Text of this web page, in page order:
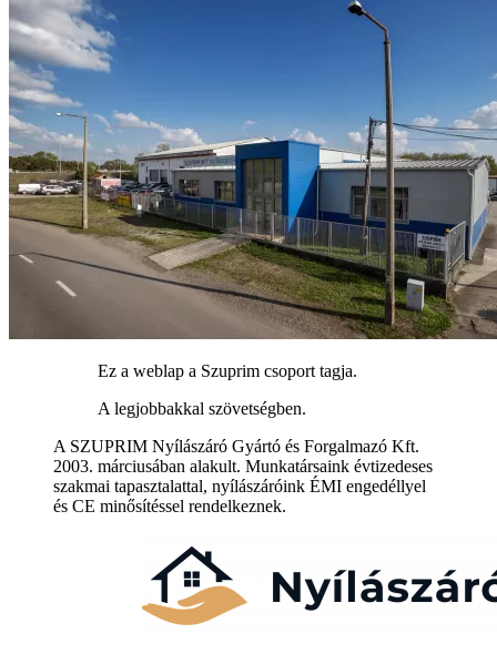
Ez a weblap a Szuprim csoport tagja.
A legjobbakkal szövetségben.
A SZUPRIM Nyílászáró Gyártó és Forgalmazó Kft.
2003. márciusában alakult. Munkatársaink évtizedeses
szakmai tapasztalattal, nyílászáróink ÉMI engedéllyel
és CE minősítéssel rendelkeznek.